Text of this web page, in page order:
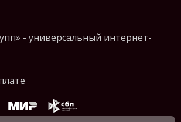
- универсальный интернет-